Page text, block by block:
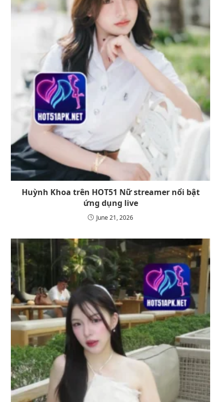
Huỳnh Khoa trên HOT51 Nữ streamer nổi bật
ứng dụng live
June 21, 2026